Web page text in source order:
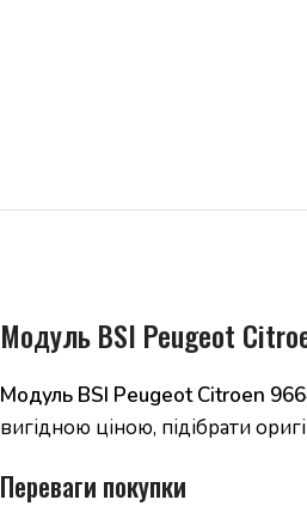
Модуль BSI Peugeot
Модуль BSI Peugeot Citroen
вигідною ціною, підібрати
Переваги покупки